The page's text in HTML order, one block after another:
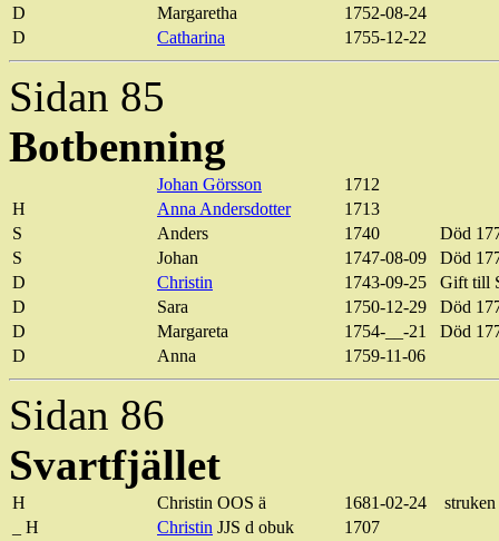
D
Margaretha
1752-08-24
D
Catharina 1755-12-22
Sidan 85
Botbenning
Johan Görsson
1712
H
Anna Andersdotter
1713
S
Anders 1740
Död
S
Johan 1747-08-09
Död
D
Christin 1743-09-25
Gift till
D
Sara 1750-12-29
Död
D
Margareta 1754-__-21
Död
D
Anna 1759-11-06
Sidan 86
Svartfjället
H Christin OOS ä 1681-02-24
struken
_ H
Christin JJS d obuk
1707